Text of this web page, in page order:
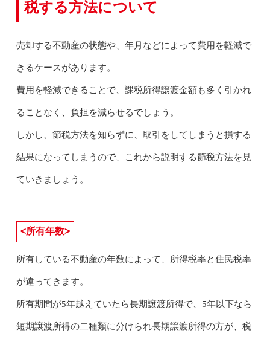
税する方法について
売却する不動産の状態や、年月などによって費用を軽減で
きるケースがあります。
費用を軽減できることで、課税所得譲渡金額も多く引かれ
ることなく、負担を減らせるでしょう。
しかし、節税方法を知らずに、取引をしてしまうと損する
結果になってしまうので、これから説明する節税方法を見
ていきましょう。
<所有年数>
所有している不動産の年数によって、所得税率と住民税率
が違ってきます。
所有期間が5年越えていたら長期譲渡所得で、5年以下なら
短期譲渡所得の二種類に分けられ長期譲渡所得の方が、税